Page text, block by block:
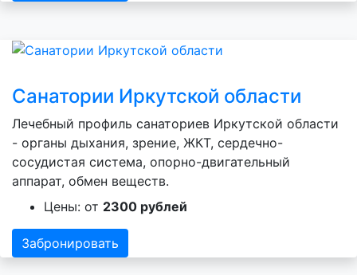
Санатории Иркутской области
Лечебный профиль санаториев Иркутской области
- органы дыхания, зрение, ЖКТ, сердечно-
сосудистая система, опорно-двигательный
аппарат, обмен веществ.
Цены: от 2300 рублей
Забронировать